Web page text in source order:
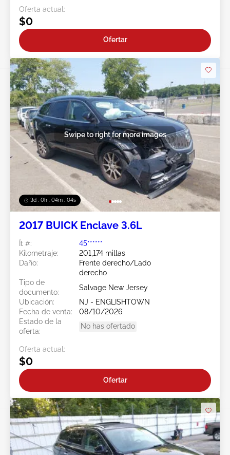
Oferta actual:
$0
Ofertar
3d : 0h : 04m : 02s
Swipe to right for more images
2017 BUICK Enclave 3.6L
Ít #:
45******
Kilometraje:
201,174 millas
Daño:
Frente derecho/Lado
derecho
Tipo de
documento:
Salvage New Jersey
Ubicación:
NJ - ENGLISHTOWN
Fecha de venta:
08/10/2026
Estado de la
oferta:
No has ofertado
Oferta actual:
$0
Ofertar